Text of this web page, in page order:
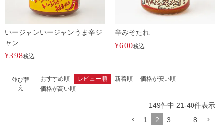
いージャンいージャンうま辛ジ
ャン
¥398税込
辛みそたれ
¥600税込
並び替
え
おすすめ順 レビュー順 新着順
価格が安い順
価格が高い順
149件中 21-40件表示
1
2 3 … 8